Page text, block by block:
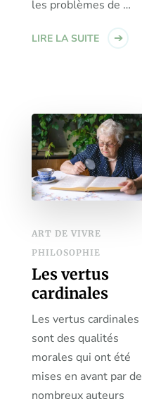
les problèmes de …
LIRE LA SUITE
ART DE VIVRE
PHILOSOPHIE
Les vertus
cardinales
Les vertus cardinales
sont des qualités
morales qui ont été
mises en avant par de
nombreux auteurs